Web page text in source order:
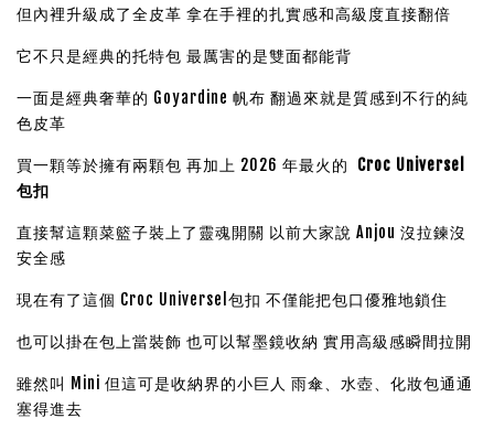
但內裡升級成了全皮革 拿在手裡的扎實感和高級度直接翻倍
它不只是經典的托特包 最厲害的是雙面都能背
一面是經典奢華的 Goyardine 帆布 翻過來就是質感到不行的純
色皮革
買一顆等於擁有兩顆包 再加上 2026 年最火的 Croc Universel
包扣
直接幫這顆菜籃子裝上了靈魂開關 以前大家說 Anjou 沒拉鍊沒
安全感
現在有了這個 Croc Universel包扣 不僅能把包口優雅地鎖住
也可以掛在包上當裝飾 也可以幫墨鏡收納 實用高級感瞬間拉開
雖然叫 Mini 但這可是收納界的小巨人 雨傘、水壺、化妝包通通
塞得進去